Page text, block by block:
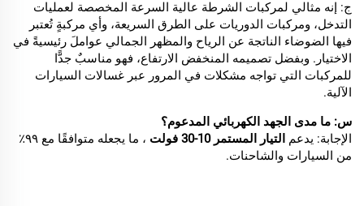
ج: إنه مثالي لمركبات الشرطة عالية السرعة المخصصة لعمليات
التدخل، ومركبات الدوريات على الطرق السريعة، وأي مركبةٍ تُعتبر
فيها الضوضاء الناتجة عن الرياح والمظهر الجمالي عواملَ رئيسيةً في
الاختيار. وبفضل تصميمه المنخفض الارتفاع، فهو مناسبٌ جدًّا
للمركبات التي تواجه مشكلات في المرور عبر غسالات السيارات
الآلية.
س: ما مدى الجهد الكهربائي المدعوم؟
الإجابة: يدعم التيار المستمر 10-30 فولت
، ما يجعله متوافقًا مع ٩٩٪
من السيارات والشاحنات.